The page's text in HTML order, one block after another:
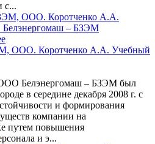
с...
ООО. Коротченко А.А. Учебный
Белэнергомаш – БЗЭМ был
в середине декабря 2008 г. с
и формирования
компании на
путем повышения
и э...